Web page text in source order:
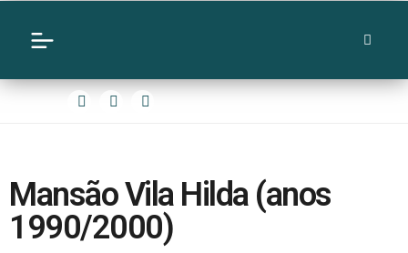
Mansão Vila Hilda (anos
1990/2000)